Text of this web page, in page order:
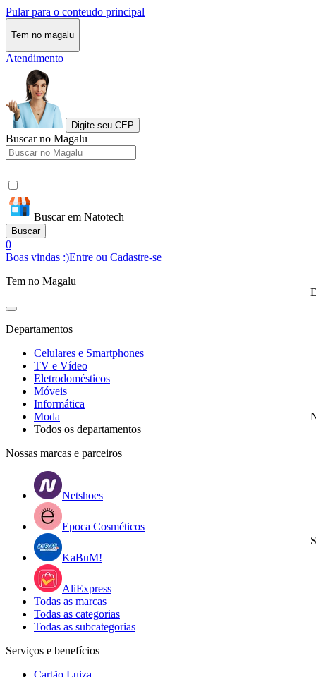
Pular para o conteudo principal
Tem no magalu
Atendimento
Digite seu CEP
Buscar no Magalu
Buscar em Natotech
Buscar
0
Boas vindas :)Entre ou Cadastre-se
Tem no Magalu
Departamentos
Celulares e Smartphones
TV e Vídeo
Eletrodomésticos
Móveis
Informática
Moda
Todos os departamentos
Nossas marcas e parceiros
Netshoes
Epoca Cosméticos
KaBuM!
AliExpress
Todas as marcas
Todas as categorias
Todas as subcategorias
Serviços e benefícios
Cartão Luiza